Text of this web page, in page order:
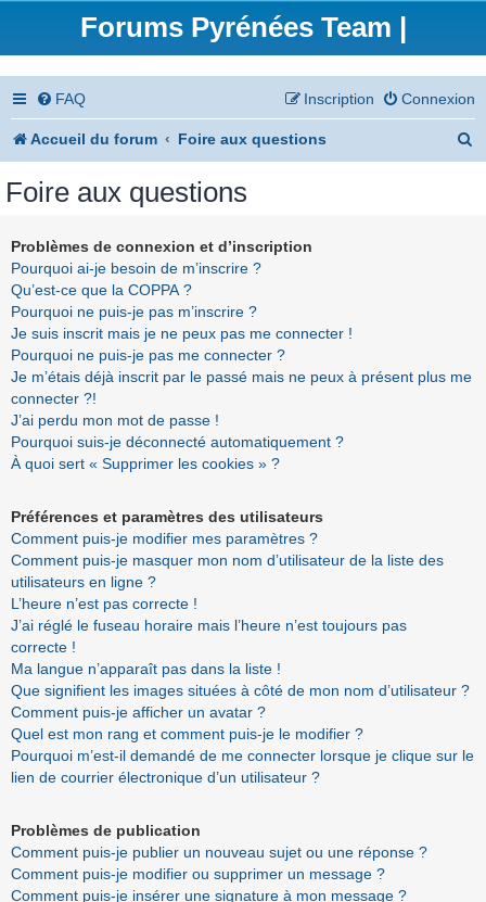
Forums Pyrénées Team |
FAQ Connexion
Inscription
Accueil du forum Foire aux questions
Foire aux questions
Problèmes de connexion et d’inscription
Pourquoi ai-je besoin de m’inscrire ?
Qu’est-ce que la COPPA ?
Pourquoi ne puis-je pas m’inscrire ?
Je suis inscrit mais je ne peux pas me connecter !
Pourquoi ne puis-je pas me connecter ?
Je m’étais déjà inscrit par le passé mais ne peux à présent plus me
connecter ?!
J’ai perdu mon mot de passe !
Pourquoi suis-je déconnecté automatiquement ?
À quoi sert « Supprimer les cookies » ?
Préférences et paramètres des utilisateurs
Comment puis-je modifier mes paramètres ?
Comment puis-je masquer mon nom d’utilisateur de la liste des
utilisateurs en ligne ?
L’heure n’est pas correcte !
J’ai réglé le fuseau horaire mais l’heure n’est toujours pas
correcte !
Ma langue n’apparaît pas dans la liste !
Que signifient les images situées à côté de mon nom d’utilisateur ?
Comment puis-je afficher un avatar ?
Quel est mon rang et comment puis-je le modifier ?
Pourquoi m’est-il demandé de me connecter lorsque je clique sur le
lien de courrier électronique d’un utilisateur ?
Problèmes de publication
Comment puis-je publier un nouveau sujet ou une réponse ?
Comment puis-je modifier ou supprimer un message ?
Comment puis-je insérer une signature à mon message ?